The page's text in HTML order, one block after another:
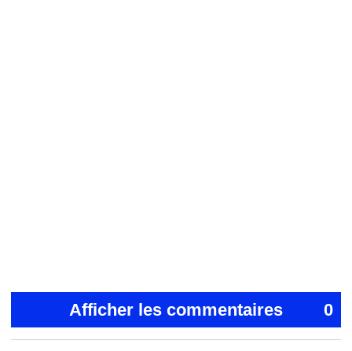
Afficher les commentaires 0